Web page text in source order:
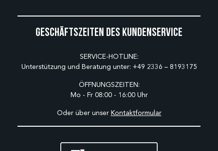
Geschäftszeiten des Kundenservice
SERVICE-HOTLINE:
Unterstützung und Beratung unter: +49 2336 – 8193175
ÖFFNUNGSZEITEN:
Mo - Fr 08:00 - 16:00 Uhr
Oder über unser Kontaktformular